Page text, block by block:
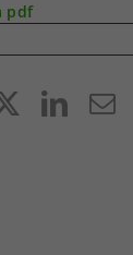
pdf
E-